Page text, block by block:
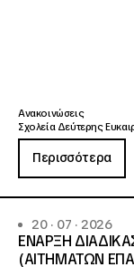
Ανακοινώσεις
Σχολεία Δεύτερης
Περισσότερα
20 · 07 · 2026
ΕΝΑΡΞΗ
(ΑΙΤΗΜΑΤΩΝ